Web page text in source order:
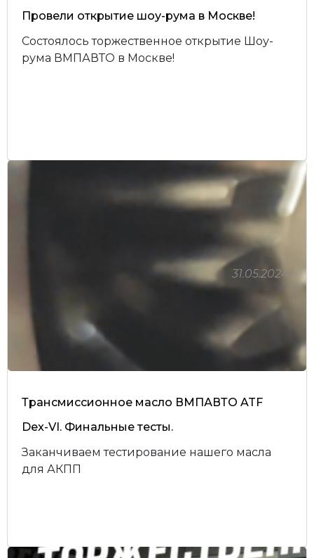
Провели открытие шоу-рума в Москве!
Состоялось торжественное открытие Шоу-
рума ВМПАВТО в Москве!
Трансмиссионное масло ВМПАВТО ATF
Dex-VI. Финальные тесты.
Заканчиваем тестирование нашего масла
для АКПП
31.05.2024